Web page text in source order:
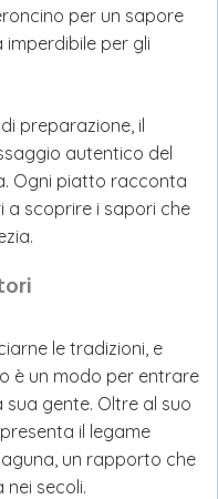
per un sapore
imperdibile per gli
preparazione, il
autentico del
Ogni piatto racconta
a scoprire i sapori che
le tradizioni, e
è un modo per entrare
gente. Oltre al suo
il legame
un rapporto che
nei secoli.